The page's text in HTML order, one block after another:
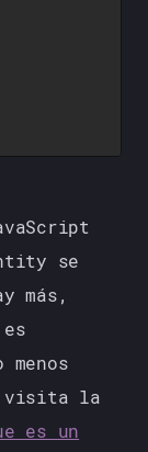
se
más,
visita la
es un